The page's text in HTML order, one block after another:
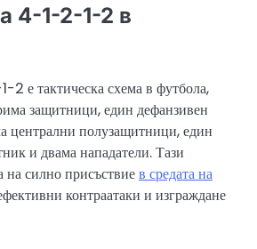
4-1-2-1-2 в
2 е тактическа схема в футбола,
защитници, един дефанзивен
централни полузащитници, един
и двама нападатели. Тази
силно присъствиев средата на
контраатаки и изграждане